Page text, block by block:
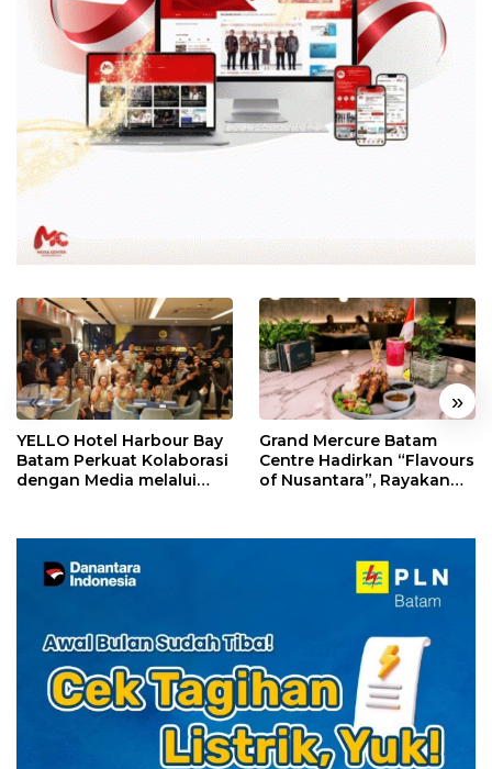
« »
YELLO Hotel Harbour Bay
Batam Perkuat Kolaborasi
dengan Media melalui
Grand Mercure Batam
Centre Hadirkan “Flavours
of Nusantara”, Rayakan